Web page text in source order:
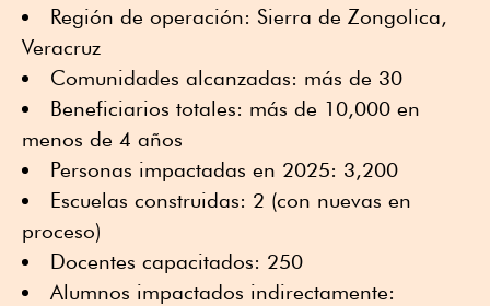
Región de operación: Sierra de Zongolica,
Veracruz
Comunidades alcanzadas: más de 30
Beneficiarios totales: más de 10,000 en
menos de 4 años
Personas impactadas en 2025: 3,200
Escuelas construidas: 2 (con nuevas en
proceso)
Docentes capacitados: 250
Alumnos impactados indirectamente: